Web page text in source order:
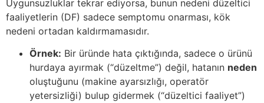
Uygunsuzluklar tekrar ediyorsa, bunun nedeni düzeltici
faaliyetlerin (DF) sadece semptomu onarması, kök
nedeni ortadan kaldırmamasıdır.
Örnek: Bir üründe hata çıktığında, sadece o ürünü
hurdaya ayırmak (“düzeltme”) değil, hatanın neden
oluştuğunu (makine ayarsızlığı, operatör
yetersizliği) bulup gidermek (“düzeltici faaliyet”)